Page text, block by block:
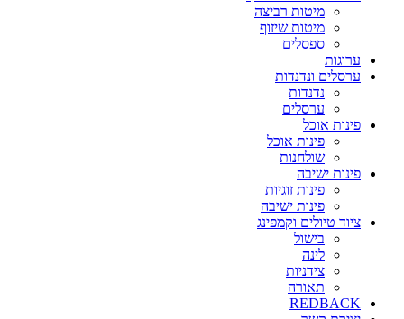
מיטות רביצה
מיטות שיזוף
ספסלים
ערוגות
ערסלים ונדנדות
נדנדות
ערסלים
פינות אוכל
פינות אוכל
שולחנות
פינות ישיבה
פינות זוגיות
פינות ישיבה
ציוד טיולים וקמפינג
בישול
לינה
צידניות
תאורה
REDBACK